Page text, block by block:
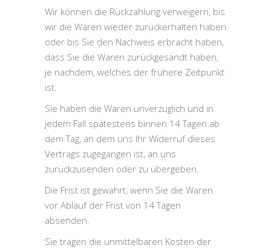
Wir können die Rückzahlung verweigern, bis
wir die Waren wieder zurückerhalten haben
oder bis Sie den Nachweis erbracht haben,
dass Sie die Waren zurückgesandt haben,
je nachdem, welches der frühere Zeitpunkt
ist.
Sie haben die Waren unverzüglich und in
jedem Fall spätestens binnen 14 Tagen ab
dem Tag, an dem uns Ihr Widerruf dieses
Vertrags zugegangen ist, an uns
zurückzusenden oder zu übergeben.
Die Frist ist gewahrt, wenn Sie die Waren
vor Ablauf der Frist von 14 Tagen
absenden.
Sie tragen die unmittelbaren Kosten der